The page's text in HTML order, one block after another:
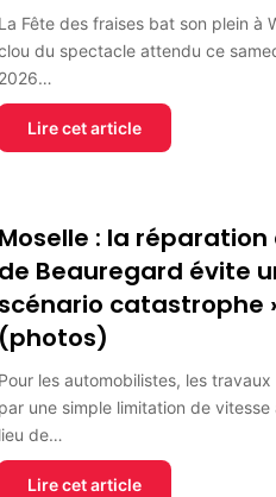
La Fête des fraises bat son plein à
du spectacle attendu ce
2026…
Lire cet article
Moselle : la
de Beauregard évite
scénario catastrophe »
(photos)
Pour les automobilistes, les
par une simple limitation de vitesse
lieu de…
Lire cet article